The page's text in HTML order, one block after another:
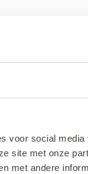
voor social media
site met onze
met andere